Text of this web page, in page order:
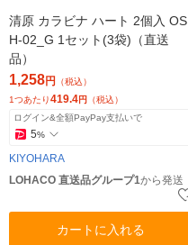
清原 カラビナ ハート 2個入 OS
H-02_G 1セット(3袋)（直送
品）
1,258円 （税込）
1つあたり419.4円 （税込）
ログイン&全額PayPay支払いで
5%
KIYOHARA
LOHACO 直送品グループ1から発送
カートに入れる